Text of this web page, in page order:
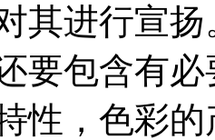
其进行宣
要包含有
性，色彩